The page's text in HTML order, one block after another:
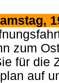
zum
für die
auf